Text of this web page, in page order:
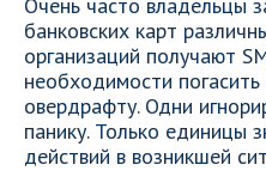
банковских карт
организаций получают
необходимости
овердрафту. Одни
панику. Только единицы
действий в возникшей